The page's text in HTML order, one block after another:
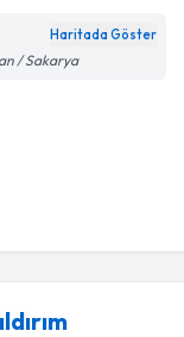
Haritada Göster
/ Sakarya